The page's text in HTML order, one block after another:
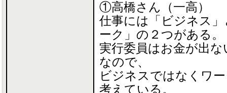
①高橋さん（一高）
仕事には「ビジネス
ーク」の２つがある。
実行委員はお金が出な
なので、
ビジネスではなくワ
考えている。